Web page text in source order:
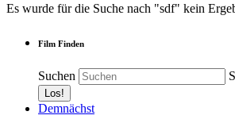
Es wurde für die Suche nach "sdf" kein
Film Finden
Suchen
Demnächst